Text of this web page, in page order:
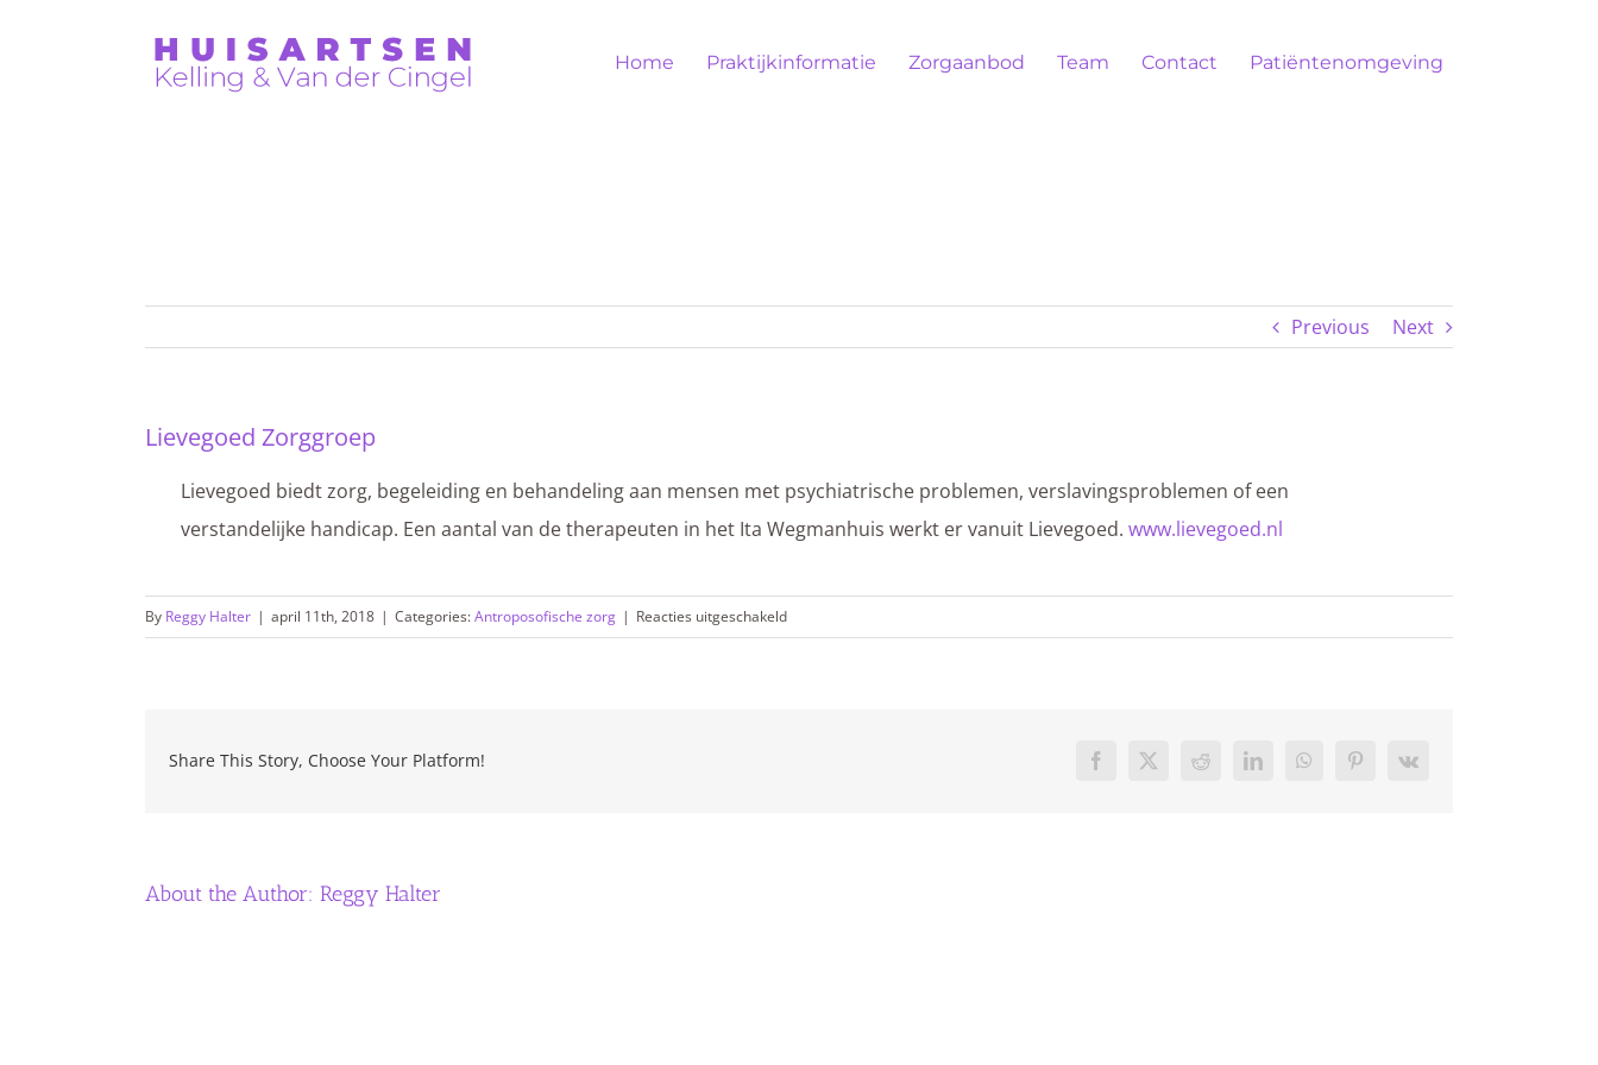
Home Praktijkinformatie Zorgaanbod Team Contact Patiëntenomgeving
Previous Next
Lievegoed Zorggroep
Lievegoed biedt zorg, begeleiding en behandeling aan mensen met psychiatrische problemen, verslavingsproblemen of een
verstandelijke handicap. Een aantal van de therapeuten in het Ita Wegmanhuis werkt er vanuit Lievegoed. www.lievegoed.nl
By Reggy Halter | april 11th, 2018 | Categories:Antroposofische zorg | Reacties uitgeschakeldvoor
Lievegoed
Share This Story, Choose Your Platform! Facebook
X Reddit LinkedInWhatsAppPinterest
Vk
About the Author: Reggy Halter